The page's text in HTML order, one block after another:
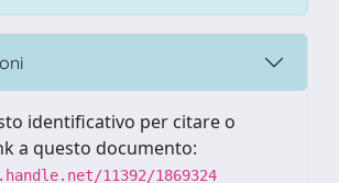
identificativo per citare o
a questo documento:
11392/1869324